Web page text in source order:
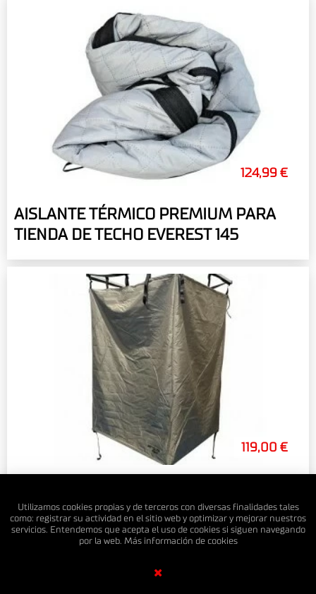
124,99 €
AISLANTE TÉRMICO PREMIUM PARA
TIENDA DE TECHO EVEREST 145
119,00 €
Utilizamos cookies propias y de terceros con diversas finalidades tales
como: registrar su actividad en el sitio web y optimizar y mejorar nuestros
servicios. Entendemos que acepta el uso de cookies si siguen navegando
por la web. Más información de cookies